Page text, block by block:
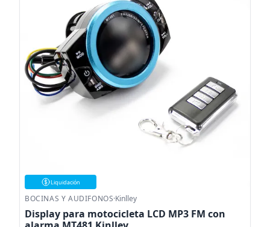
Liquidación
BOCINAS Y AUDIFONOS·Kinlley
Display para motocicleta LCD MP3 FM con